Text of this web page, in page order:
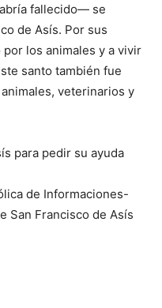
fallecido― se
de Asís. Por sus
los animales y a vivir
santo también fue
veterinarios y
para pedir su ayuda
de Informaciones-
San Francisco de Asís